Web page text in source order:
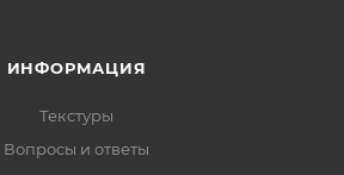
ИНФОРМАЦИЯ
Текстуры
Вопросы и ответы